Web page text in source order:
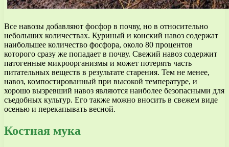
Все навозы добавляют фосфор в почву, но в относительно
небольших количествах. Куриный и конский навоз содержат
наибольшее количество фосфора, около 80 процентов
которого сразу же попадает в почву. Свежий навоз содержит
патогенные микроорганизмы и может потерять часть
питательных веществ в результате старения. Тем не менее,
навоз, компостированный при высокой температуре, и
хорошо вызревший навоз являются наиболее безопасными для
съедобных культур. Его также можно вносить в свежем виде
осенью и перекапывать весной.
Костная мука